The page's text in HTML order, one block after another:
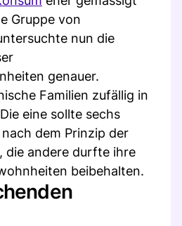
Gruppe von
nun die
genauer.
Familien zufällig in
eine sollte sechs
dem Prinzip der
die andere durfte ihre
beibehalten.